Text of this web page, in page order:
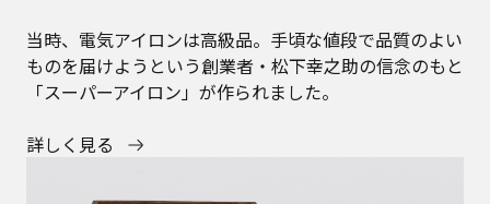
当時、電気アイロンは高級品。手頃な値段で品質のよい
ものを届けようという創業者・松下幸之助の信念のもと
「スーパーアイロン」が作られました。
詳しく見る